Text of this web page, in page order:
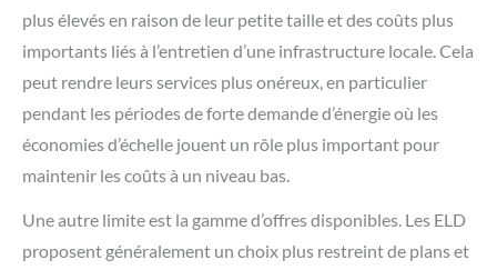
plus élevés en raison de leur petite taille et des coûts plus
importants liés à l’entretien d’une infrastructure locale. Cela
peut rendre leurs services plus onéreux, en particulier
pendant les périodes de forte demande d’énergie où les
économies d’échelle jouent un rôle plus important pour
maintenir les coûts à un niveau bas.
Une autre limite est la gamme d’offres disponibles. Les ELD
proposent généralement un choix plus restreint de plans et